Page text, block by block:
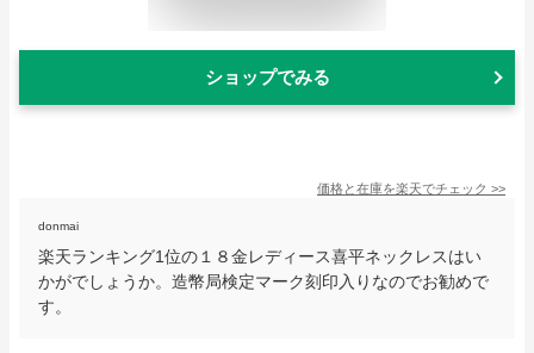
ショップでみる
価格と在庫を楽天でチェック >>
donmai
楽天ランキング1位の１８金レディース喜平ネックレスはい
かがでしょうか。造幣局検定マーク刻印入りなのでお勧めで
す。